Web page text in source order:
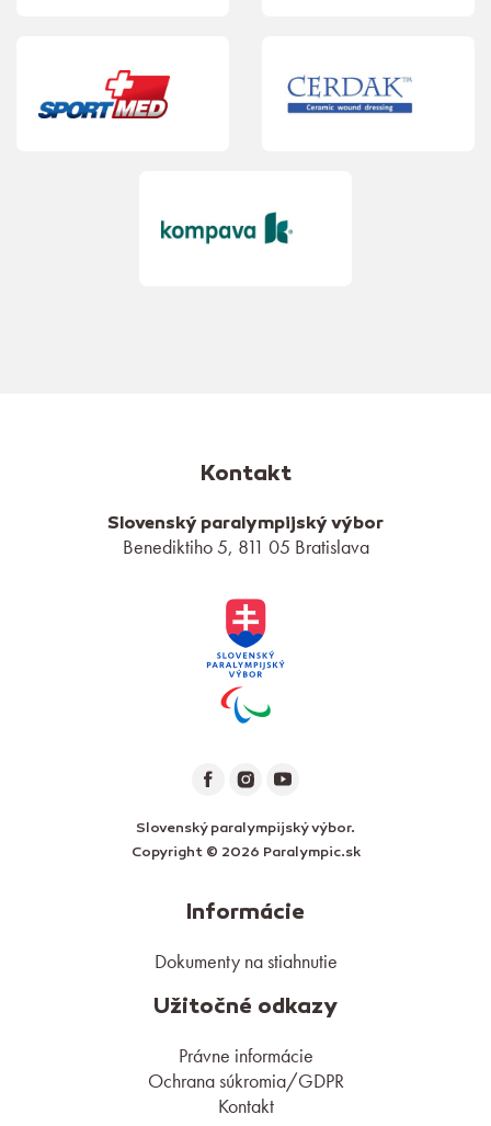
Kontakt
Slovenský paralympijský výbor
Benediktiho 5, 811 05 Bratislava
Slovenský paralympijský výbor.
Copyright © 2026 Paralympic.sk
Informácie
Dokumenty na stiahnutie
Užitočné odkazy
Právne informácie
Ochrana súkromia/GDPR
Kontakt